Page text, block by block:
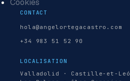
Cookies
CONTACT
hola@angelortegacastro.com
+34 983 51 52 90
LOCALISATION
Valladolid · Castille-et-